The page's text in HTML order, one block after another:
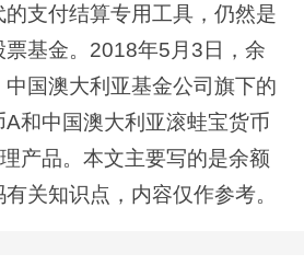
支付结算专用工具，仍然是
基金。 2018年5 月 3日，余
国澳大利亚基金公司旗下的
A和中国澳大利亚滚蛙宝货币
产品。本文主要写的是余额
关知识点，内容仅作参考。